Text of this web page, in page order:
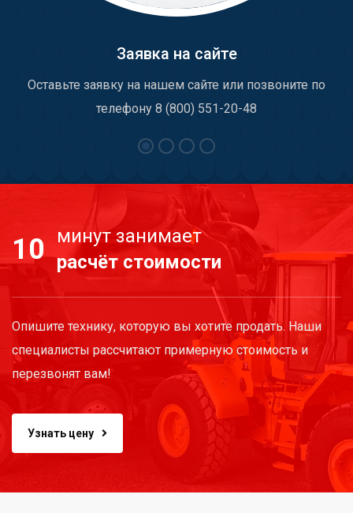
Заявка на сайте
Оставьте заявку на нашем сайте или позвоните по
телефону 8 (800) 551-20-48
10
минут занимает
расчёт стоимости
Опишите технику, которую вы хотите продать. Наши
специалисты рассчитают примерную стоимость и
перезвонят вам!
Узнать цену